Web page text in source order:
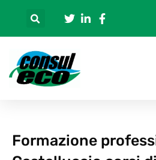
Formazione